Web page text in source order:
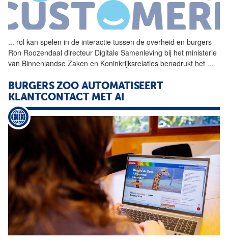
... rol kan spelen in de interactie tussen de overheid en burgers
Ron Roozendaal directeur Digitale Samenleving bij het ministerie
van Binnenlandse Zaken en Koninkrijksrelaties benadrukt het ...
BURGERSZOO AUTOMATISEERT
KLANTCONTACT METAI